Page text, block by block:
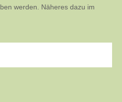
werden. Näheres dazu im